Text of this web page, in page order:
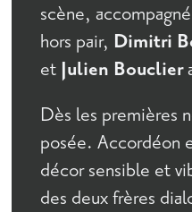
scène,
hors pair, Dimitri
et Julien Bouclier
Dès les premières
posée. Accordéon
décor sensible et
des deux frères